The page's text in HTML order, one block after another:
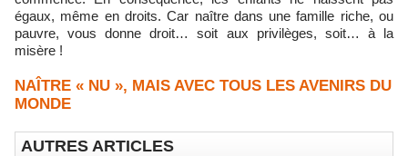
égaux, même en droits. Car naître dans une famille riche, ou
pauvre, vous donne droit… soit aux privilèges, soit… à la
misère !
NAÎTRE « NU », MAIS AVEC TOUS LES AVENIRS DU
MONDE
AUTRES ARTICLES